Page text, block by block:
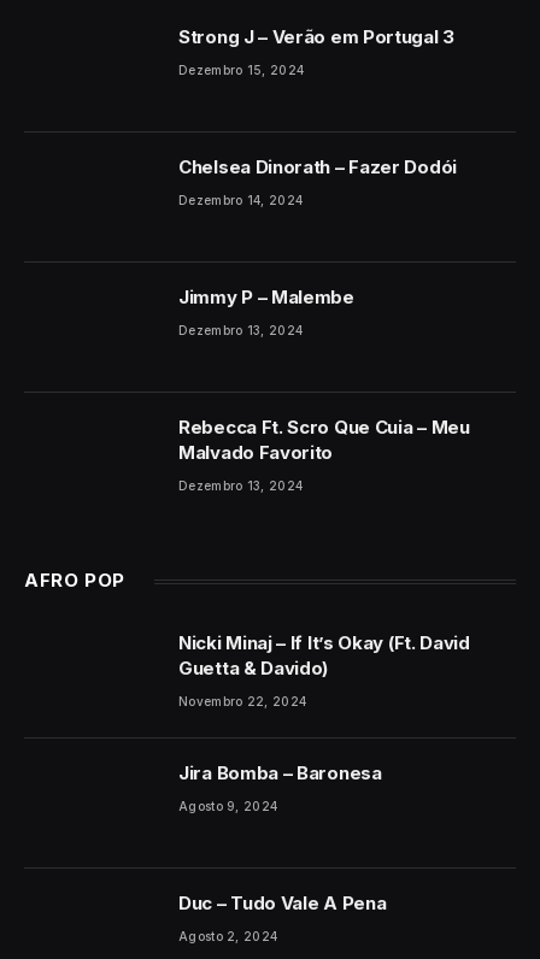
Strong J – Verão em Portugal 3
Dezembro 15, 2024
Chelsea Dinorath – Fazer Dodói
Dezembro 14, 2024
Jimmy P – Malembe
Dezembro 13, 2024
Rebecca Ft. Scro Que Cuia – Meu
Malvado Favorito
Dezembro 13, 2024
AFRO POP
Nicki Minaj – If It’s Okay (Ft. David
Guetta & Davido)
Novembro 22, 2024
Jira Bomba – Baronesa
Agosto 9, 2024
Duc – Tudo Vale A Pena
Agosto 2, 2024